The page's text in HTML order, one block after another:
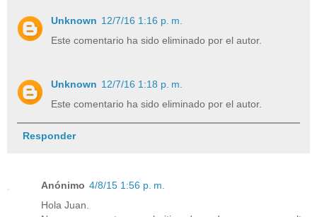
Unknown 12/7/16 1:16 p. m.
Este comentario ha sido eliminado por el autor.
Unknown 12/7/16 1:18 p. m.
Este comentario ha sido eliminado por el autor.
Responder
Anónimo 4/8/15 1:56 p. m.
Hola Juan.